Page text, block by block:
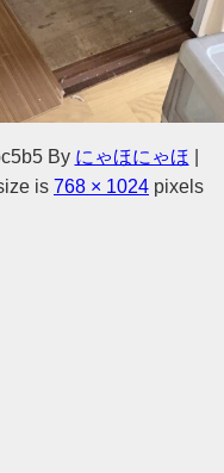
By にゃほにゃほ
is 768 × 1024 pixels